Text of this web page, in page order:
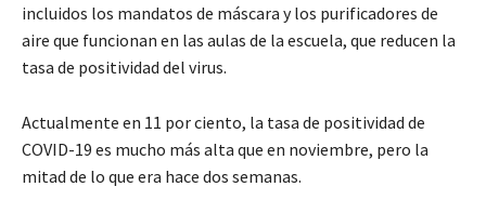
incluidos los mandatos de máscara y los purificadores de
aire que funcionan en las aulas de la escuela, que reducen la
tasa de positividad del virus.
Actualmente en 11 por ciento, la tasa de positividad de
COVID-19 es mucho más alta que en noviembre, pero la
mitad de lo que era hace dos semanas.